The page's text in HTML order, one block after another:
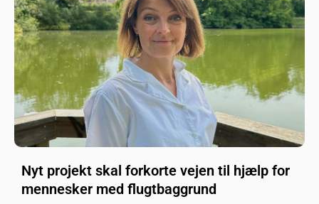
Nyt projekt skal forkorte vejen til hjælp for
mennesker med flugtbaggrund